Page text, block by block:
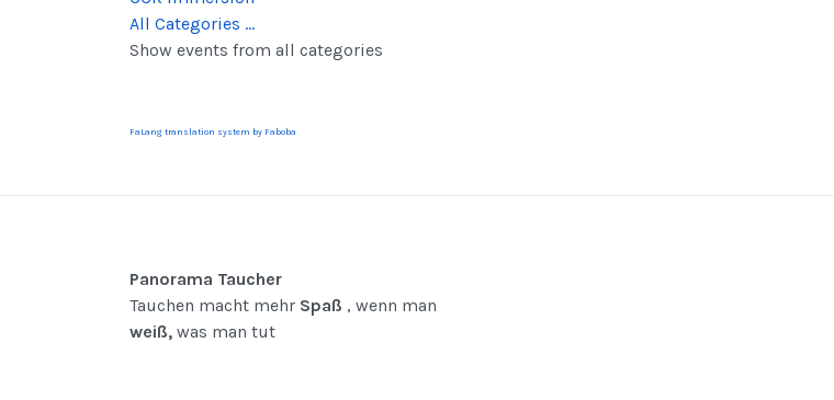
All Categories ...
Show events from all categories
FaLang translation system by Faboba
Panorama Taucher
Tauchen macht mehr Spaß , wenn man
weiß, was man tut